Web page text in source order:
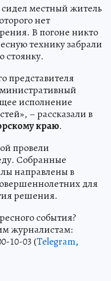
сидел местный житель
нет
В погоне никто
технику забрали
стоянку.
представителя
исполнение
– рассказали в
краю.
провели
Собранные
направлены в
для
решения.
события?
журналистам:
10-03 (Telegram,